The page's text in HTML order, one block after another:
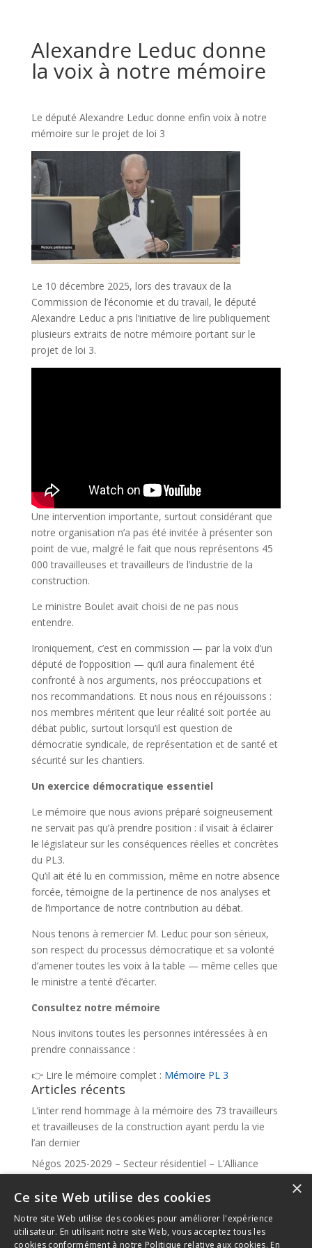
Alexandre Leduc donne
la voix à notre mémoire
Le député Alexandre Leduc donne enfin voix à notre
mémoire sur le projet de loi 3
Le 10 décembre 2025, lors des travaux de la
Commission de l’économie et du travail, le député
Alexandre Leduc a pris l’initiative de lire publiquement
plusieurs extraits de notre mémoire portant sur le
projet de loi 3.
Une intervention importante, surtout considérant que
notre organisation n’a pas été invitée à présenter son
point de vue, malgré le fait que nous représentons 45
000 travailleuses et travailleurs de l’industrie de la
construction.
Le ministre Boulet avait choisi de ne pas nous
entendre.
Ironiquement, c’est en commission — par la voix d’un
député de l’opposition — qu’il aura finalement été
confronté à nos arguments, nos préoccupations et
nos recommandations. Et nous nous en réjouissons :
nos membres méritent que leur réalité soit portée au
débat public, surtout lorsqu’il est question de
démocratie syndicale, de représentation et de santé et
sécurité sur les chantiers.
Un exercice démocratique essentiel
Le mémoire que nous avions préparé soigneusement
ne servait pas qu’à prendre position : il visait à éclairer
le législateur sur les conséquences réelles et concrètes
du PL3.
Qu’il ait été lu en commission, même en notre absence
forcée, témoigne de la pertinence de nos analyses et
de l’importance de notre contribution au débat.
Nous tenons à remercier M. Leduc pour son sérieux,
son respect du processus démocratique et sa volonté
d’amener toutes les voix à la table — même celles que
le ministre a tenté d’écarter.
Consultez notre mémoire
Nous invitons toutes les personnes intéressées à en
prendre connaissance :
👉 Lire le mémoire complet : Mémoire PL 3
Articles récents
L’inter rend hommage à la mémoire des 73 travailleurs
et travailleuses de la construction ayant perdu la vie
l’an dernier
Négos 2025-2029 – Secteur résidentiel – L’Alliance
Votre Interjournal 2025
Alexandre Leduc donne la voix à notre mémoire
Le comité des femmes de l’Inter et le MAC unissent
×
Ce site Web utilise des cookies
Notre site Web utilise des cookies pour améliorer l'expérience
utilisateur. En utilisant notre site Web, vous acceptez tous les
cookies conformément à notre Politique relative aux cookies. En